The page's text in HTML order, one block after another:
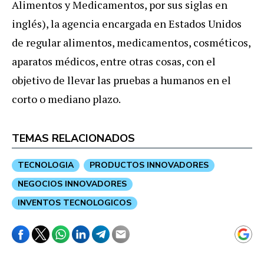
Alimentos y Medicamentos, por sus siglas en
inglés), la agencia encargada en Estados Unidos
de regular alimentos, medicamentos, cosméticos,
aparatos médicos, entre otras cosas, con el
objetivo de llevar las pruebas a humanos en el
corto o mediano plazo.
TEMAS RELACIONADOS
TECNOLOGIA
PRODUCTOS INNOVADORES
NEGOCIOS INNOVADORES
INVENTOS TECNOLOGICOS